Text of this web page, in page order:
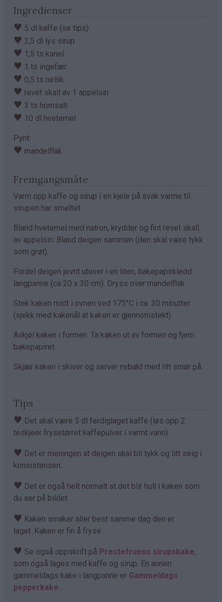
Ingredienser
♥ 5 dl kaffe (se tips)
♥ 2,5 dl lys sirup
♥ 1,5 ts kanel
♥ 1 ts ingefær
♥ 0,5 ts nellik
♥ revet skall av 1 appelsin
♥ 3 ts hornsalt
♥ 10 dl hvetemel
Pynt:
♥ mandelflak
Fremgangsmåte
Varm opp kaffe og sirup i en kjele på svak varme til
sirupen har smeltet.
Bland hvetemel med natron, krydder og fint revet skall
av appelsin. Bland deigen sammen (den skal være tykk
som grøt).
Fordel deigen jevnt utover i en liten, bakepapirkledd
langpanne (ca 20 x 30 cm). Dryss over mandelflak.
Stek kaken midt i ovnen ved 175°C i ca. 30 minutter
(sjekk med kakenål at kaken er gjennomstekt).
Avkjøl kaken i formen. Ta kaken ut av formen og fjern
bakepapiret.
Skjær kaken i skiver og server nybakt med litt smør på.
Tips
♥ Det skal være 5 dl ferdiglaget kaffe (løs opp 2
teskjeer frysetørret kaffepulver i varmt vann).
♥ Det er meningen at deigen skal bli tykk og litt seig i
konsistensen.
♥ Det er også helt normalt at det blir hull i kaken som
du ser på bildet.
♥ Kaken smaker aller best samme dag den er
laget. Kaken er fin å fryse.
♥ Se også oppskrift på Prestefruens sirupskake,
som også lages med kaffe og sirup. En annen
gammeldags kake i langpanne er Gammeldags
pepperkake.